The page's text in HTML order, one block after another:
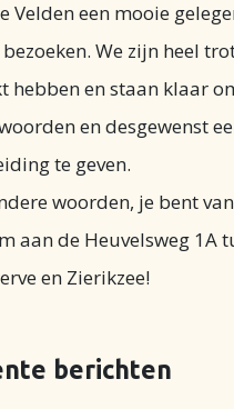
Velden een mooie
We zijn heel
hebben en staan klaar
en desgewenst
te geven.
woorden, je bent
aan de Heuvelsweg 1A
en Zierikzee!
berichten